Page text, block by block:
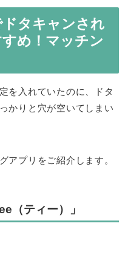
タキャンされ
め！マッチン
を入れていたのに、ドタ
かりと穴が空いてしまい
アプリをご紹介します。
（ティー）」